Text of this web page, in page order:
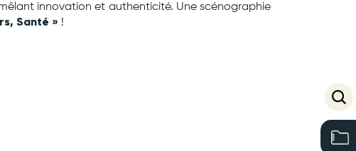
innovation et authenticité. Une scénographie
Santé » !